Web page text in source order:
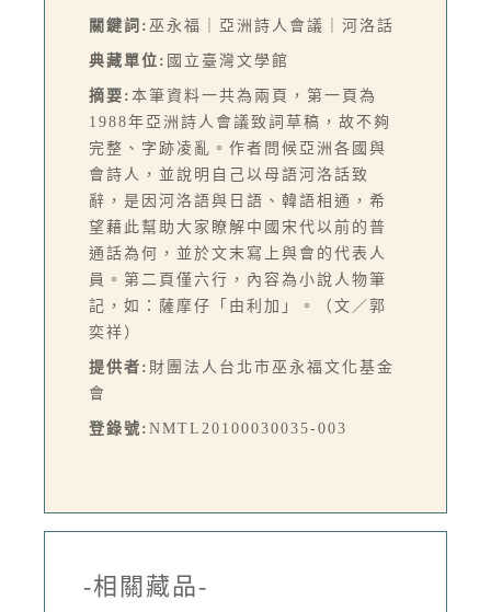
關鍵詞: 巫永福｜亞洲詩人會議｜河洛話
典藏單位: 國立臺灣文學館
摘要: 本筆資料一共為兩頁，第一頁為
1988年亞洲詩人會議致詞草稿，故不夠
完整、字跡凌亂。作者問候亞洲各國與
會詩人，並說明自己以母語河洛話致
辭，是因河洛語與日語、韓語相通，希
望藉此幫助大家瞭解中國宋代以前的普
通話為何，並於文末寫上與會的代表人
員。第二頁僅六行，內容為小說人物筆
記，如：薩摩仔「由利加」。（文／郭
奕祥）
提供者: 財團法人台北市巫永福文化基金
會
登錄號: NMTL20100030035-003
-相關藏品-